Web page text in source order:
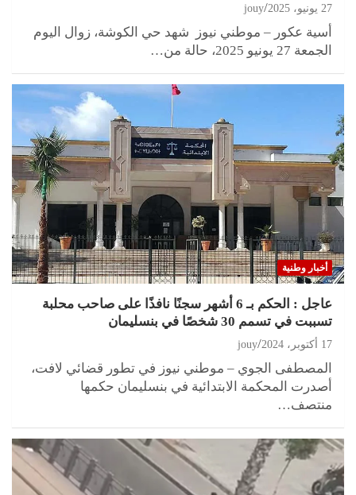
27 يونيو، 2025 jouy
أسية عكور – موطني نيوز شهد حي الكوشة، زوال اليوم
الجمعة 27 يونيو 2025، حالة من…
أخبار وطنية
عاجل : الحكم بـ 6 أشهر سجنًا نافذًا على صاحب محلبة
تسببت في تسمم 30 شخصًا في بنسليمان
17 أكتوبر، 2024 jouy
المصطفى الجوي – موطني نيوز في تطور قضائي لافت،
أصدرت المحكمة الابتدائية في بنسليمان حكمها
منتصف…